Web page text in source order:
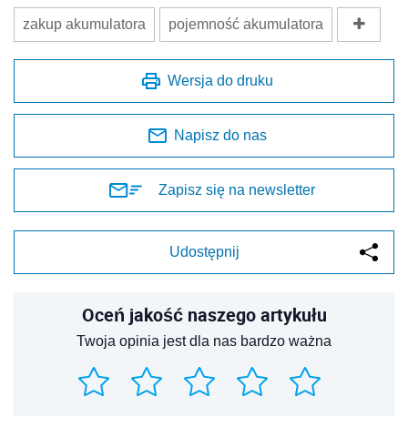
zakup akumulatora pojemność akumulatora
Wersja do druku
Napisz do nas
Zapisz się na newsletter
Udostępnij
Oceń jakość naszego artykułu
Twoja opinia jest dla nas bardzo ważna